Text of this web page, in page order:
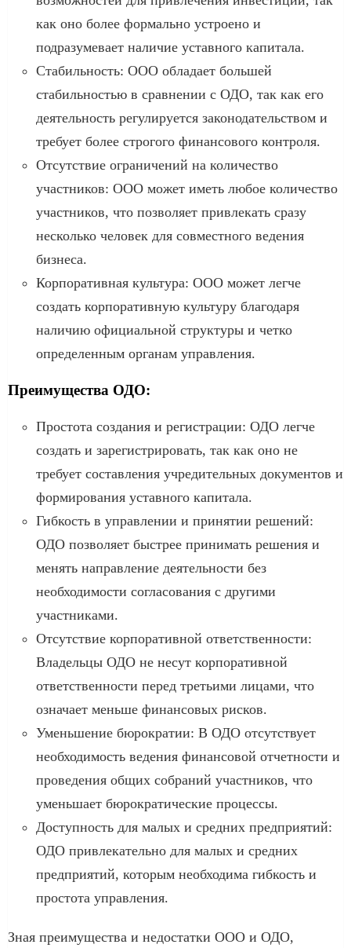
как оно более формально устроено и
подразумевает наличие уставного капитала.
Стабильность: ООО обладает большей
стабильностью в сравнении с ОДО, так как его
деятельность регулируется законодательством и
требует более строгого финансового контроля.
Отсутствие ограничений на количество
участников: ООО может иметь любое количество
участников, что позволяет привлекать сразу
несколько человек для совместного ведения
бизнеса.
Корпоративная культура: ООО может легче
создать корпоративную культуру благодаря
наличию официальной структуры и четко
определенным органам управления.
Преимущества ОДО:
Простота создания и регистрации: ОДО легче
создать и зарегистрировать, так как оно не
требует составления учредительных документов и
формирования уставного капитала.
Гибкость в управлении и принятии решений:
ОДО позволяет быстрее принимать решения и
менять направление деятельности без
необходимости согласования с другими
участниками.
Отсутствие корпоративной ответственности:
Владельцы ОДО не несут корпоративной
ответственности перед третьими лицами, что
означает меньше финансовых рисков.
Уменьшение бюрократии: В ОДО отсутствует
необходимость ведения финансовой отчетности и
проведения общих собраний участников, что
уменьшает бюрократические процессы.
Доступность для малых и средних предприятий:
ОДО привлекательно для малых и средних
предприятий, которым необходима гибкость и
простота управления.
Зная преимущества и недостатки ООО и ОДО,